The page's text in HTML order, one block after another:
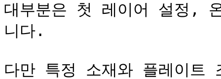
대부분은 첫 레이어 설정,
니다.
다만 특정 소재와 플레이트